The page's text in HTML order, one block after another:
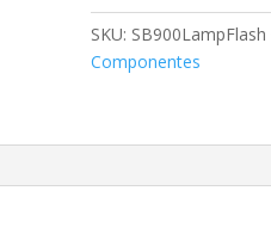
tube
replacement
SKU: SB900LampFlash
Componentes